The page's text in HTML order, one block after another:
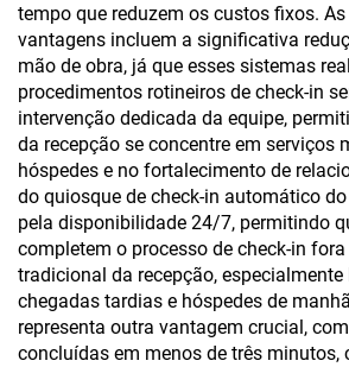
tempo que reduzem os custos fixos.
vantagens incluem a significativa
mão de obra, já que esses sistemas
procedimentos rotineiros de check-in
intervenção dedicada da equipe,
da recepção se concentre em serviços
hóspedes e no fortalecimento de
do quiosque de check-in automático
pela disponibilidade 24/7, permitindo
completem o processo de check-in
tradicional da recepção, especialmente
chegadas tardias e hóspedes de
representa outra vantagem crucial,
concluídas em menos de três minutos,